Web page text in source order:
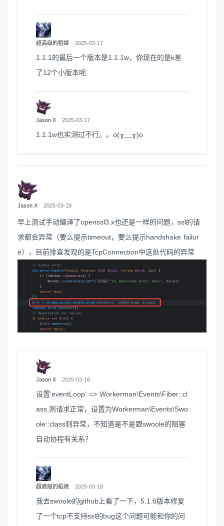
超高级的稻姬 2025-03-17
1.1.1的最后一个版本是1.1.1w，你现在的是k差
了12个小版本呢
Jason X 2025-03-17
1.1.1w也实测过不行。。o(╥﹏╥)o
Jason X 2025-03-18
早上测试手动编译了openssl3.x也还是一样的问题，ssl的请
求都会异常（要么提示timeout，要么提示handshake failur
e），目前排查发现的是TcpConnection中这处代码的异常
Jason X 2025-03-18
设置'eventLoop' => Workerman\Events\Fiber::cl
ass,则请求正常，设置为Workerman\Events\Swo
ole::class则异常，不知道是不是跟swoole的阻塞
自动协程有关系？
超高级的稻姬 2025-03-18
我去swoole的github上看了一下，5.1.6版本修复
了一个tcp不支持ssl的bug这个问题可能和你的问